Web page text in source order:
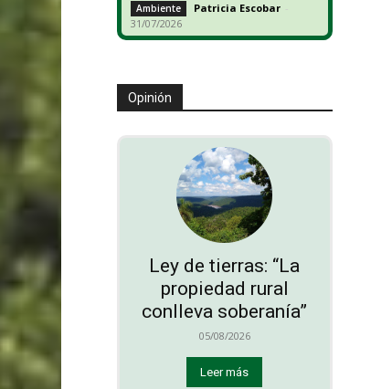
Ambiente Patricia Escobar -
31/07/2026
Opinión
Ley de tierras: “La
propiedad rural
conlleva soberanía”
05/08/2026
Leer más